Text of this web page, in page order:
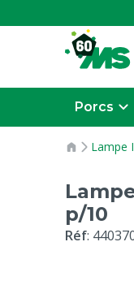
Porcs
Lampe
p/10
Réf: